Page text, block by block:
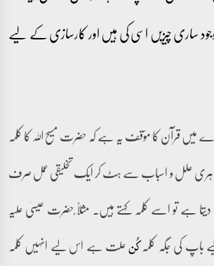
ساری چیزیں اسی کی ہیں اور کارسازی کے لیے
میں قرآن کا مؤقف یہ ہے کہ حضرت مسیح اللہ کا کلمہ
علل و اسباب سے ہٹ کر ایک تخلیقی عمل صرف
ہے تو اسے کلمہ کہتے ہیں۔ مثلًا ًحضرت عیسیٰ علیہ
کی جگہ کلمہکُنعلت ہے اس لیے انہیں کلمہ